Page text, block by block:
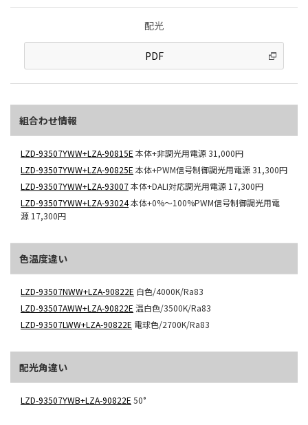
配光
PDF
組合わせ情報
LZD-93507YWW+LZA-90815E 本体+非調光用電源31,000円
LZD-93507YWW+LZA-90825E 本体+PWM信号制御調光用電源31,300円
LZD-93507YWW+LZA-93007本体+DALI対応調光用電源 17,300円
LZD-93507YWW+LZA-93024本体+0%～100%PWM信号制御調光用電
源 17,300円
色温度違い
LZD-93507NWW+LZA-90822E 白色/4000K/Ra83
LZD-93507AWW+LZA-90822E 温白色/3500K/Ra83
LZD-93507LWW+LZA-90822E 電球色/2700K/Ra83
配光角違い
LZD-93507YWB+LZA-90822E 50°